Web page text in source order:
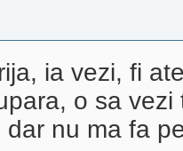
ia vezi, fi
o sa
dar nu ma fa